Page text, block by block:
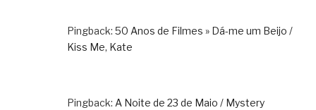
Pingback: 50 Anos de Filmes » Dá-me um Beijo /
Kiss Me, Kate
Pingback: A Noite de 23 de Maio / Mystery